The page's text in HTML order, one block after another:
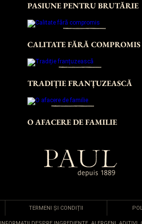
PASIUNE PENTRU BRUTĂRIE
CALITATE FĂRĂ COMPROMIS
TRADIȚIE FRANȚUZEASCĂ
O AFACERE DE FAMILIE
TERMENI ȘI CONDIȚII